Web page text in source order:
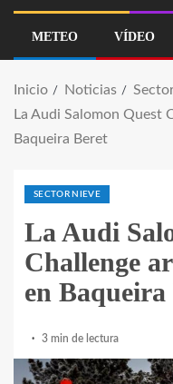
METEO VÍDEO
Inicio Noticias
La Audi Salomon Quest
Baqueira Beret
SECTOR NIEVE
La Audi
Challenge
en Baqueira
3 min de lectura